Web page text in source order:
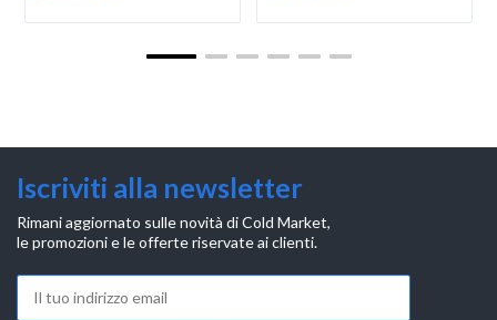
Iscriviti alla newsletter
Rimani aggiornato sulle novità di Cold Market,
le promozioni e le offerte riservate ai clienti.